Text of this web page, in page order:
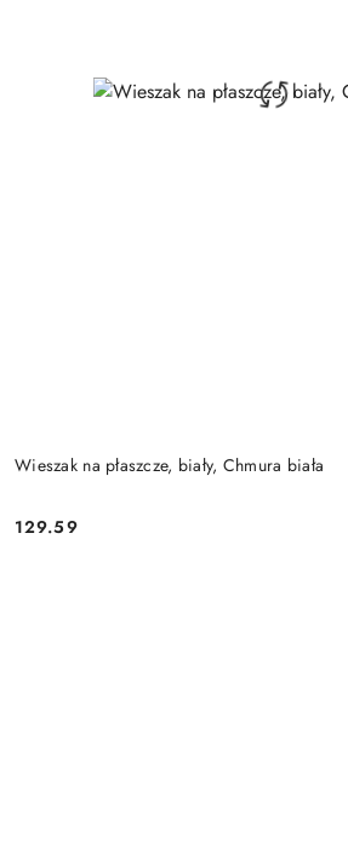
Wieszak na płaszcze, biały, Chmura biała
Cena:
129.59